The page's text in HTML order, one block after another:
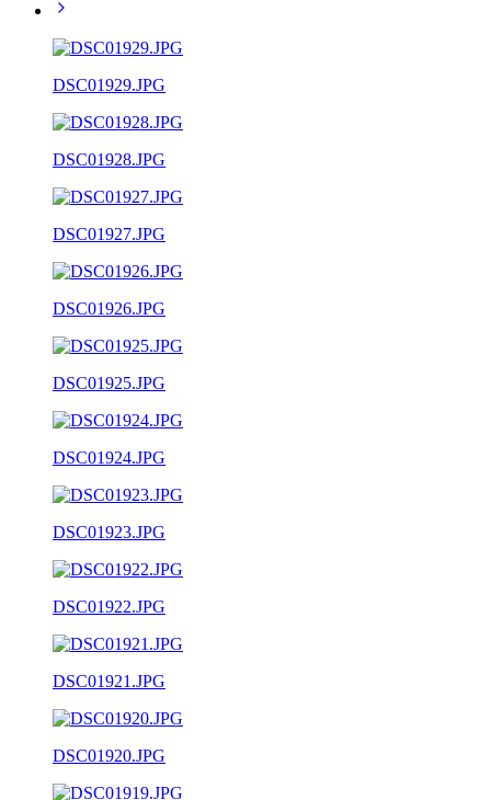
DSC01929.JPG
DSC01928.JPG
DSC01927.JPG
DSC01926.JPG
DSC01925.JPG
DSC01924.JPG
DSC01923.JPG
DSC01922.JPG
DSC01921.JPG
DSC01920.JPG